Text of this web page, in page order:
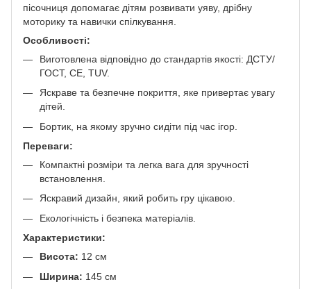
пісочниця допомагає дітям розвивати уяву, дрібну
моторику та навички спілкування.
Особливості:
Виготовлена відповідно до стандартів якості: ДСТУ/
ГОСТ, CE, TUV.
Яскраве та безпечне покриття, яке привертає увагу
дітей.
Бортик, на якому зручно сидіти під час ігор.
Переваги:
Компактні розміри та легка вага для зручності
встановлення.
Яскравий дизайн, який робить гру цікавою.
Екологічність і безпека матеріалів.
Характеристики:
Висота: 12 см
Ширина: 145 см